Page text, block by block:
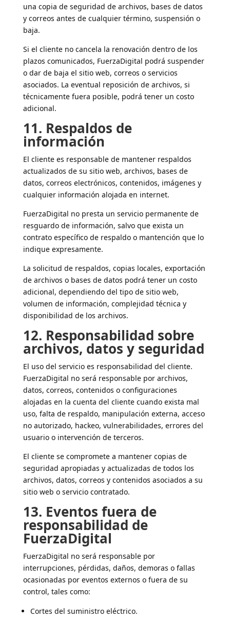
una copia de seguridad de archivos, bases de datos
y correos antes de cualquier término, suspensión o
baja.
Si el cliente no cancela la renovación dentro de los
plazos comunicados, FuerzaDigital podrá suspender
o dar de baja el sitio web, correos o servicios
asociados. La eventual reposición de archivos, si
técnicamente fuera posible, podrá tener un costo
adicional.
11. Respaldos de
información
El cliente es responsable de mantener respaldos
actualizados de su sitio web, archivos, bases de
datos, correos electrónicos, contenidos, imágenes y
cualquier información alojada en internet.
FuerzaDigital no presta un servicio permanente de
resguardo de información, salvo que exista un
contrato específico de respaldo o mantención que lo
indique expresamente.
La solicitud de respaldos, copias locales, exportación
de archivos o bases de datos podrá tener un costo
adicional, dependiendo del tipo de sitio web,
volumen de información, complejidad técnica y
disponibilidad de los archivos.
12. Responsabilidad sobre
archivos, datos y seguridad
El uso del servicio es responsabilidad del cliente.
FuerzaDigital no será responsable por archivos,
datos, correos, contenidos o configuraciones
alojadas en la cuenta del cliente cuando exista mal
uso, falta de respaldo, manipulación externa, acceso
no autorizado, hackeo, vulnerabilidades, errores del
usuario o intervención de terceros.
El cliente se compromete a mantener copias de
seguridad apropiadas y actualizadas de todos los
archivos, datos, correos y contenidos asociados a su
sitio web o servicio contratado.
13. Eventos fuera de
responsabilidad de
FuerzaDigital
FuerzaDigital no será responsable por
interrupciones, pérdidas, daños, demoras o fallas
ocasionadas por eventos externos o fuera de su
control, tales como:
Cortes del suministro eléctrico.